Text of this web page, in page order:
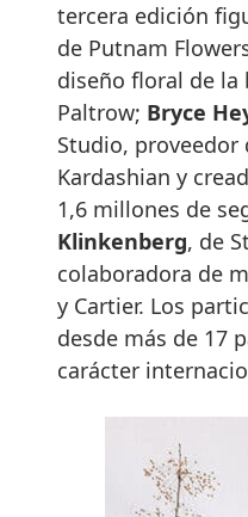
tercera edición
de Putnam
diseño floral de la
Paltrow; Bryce
Studio, proveedor
Kardashian y
1,6 millones de
Klinkenberg, de
colaboradora de
y Cartier. Los
desde más de 17
carácter